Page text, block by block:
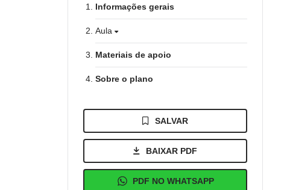
Informações gerais
Aula
Materiais de apoio
Sobre o plano
SALVAR
BAIXAR PDF
PDF NO WHATSAPP